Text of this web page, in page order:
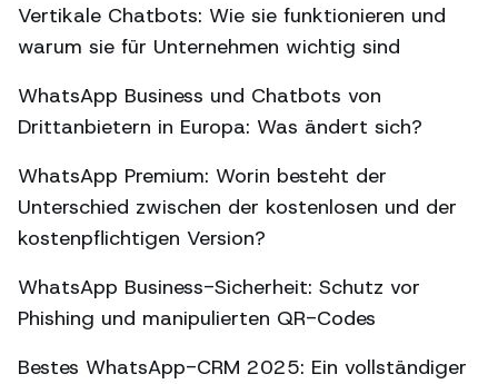
Vertikale Chatbots: Wie sie funktionieren und
warum sie für Unternehmen wichtig sind
WhatsApp Business und Chatbots von
Drittanbietern in Europa: Was ändert sich?
WhatsApp Premium: Worin besteht der
Unterschied zwischen der kostenlosen und der
kostenpflichtigen Version?
WhatsApp Business-Sicherheit: Schutz vor
Phishing und manipulierten QR-Codes
Bestes WhatsApp-CRM 2025: Ein vollständiger